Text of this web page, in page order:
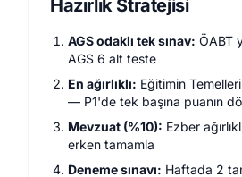
Hazırlık Stratejisi
AGS odaklı tek sınav: ÖABT
AGS 6 alt teste
En ağırlıklı: Eğitimin
— P1'de tek başına puanın
Mevzuat (%10): Ezber
erken tamamla
Deneme sınavı: Haftada 2